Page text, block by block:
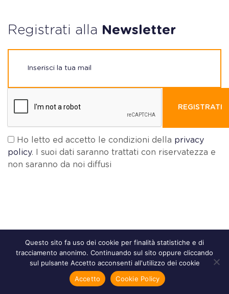
Registrati alla Newsletter
REGISTRATI
Ho letto ed accetto le condizioni della privacy
policy. I suoi dati saranno trattati con riservatezza e
non saranno da noi diffusi
UnProgetto di
Questo sito fa uso dei cookie per finalità statistiche e di
tracciamento anonimo. Continuando sul sito oppure cliccando
sul pulsante Accetto acconsenti all'utilizzo dei cookie
Accetto
Cookie Policy